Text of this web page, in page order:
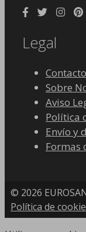
Legal
Contacto
Sobre
Aviso
Política
Envío y
Formas
© 2026
Política de